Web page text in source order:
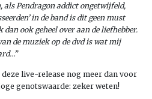
als Pendragon addict ongetwijfeld,
in de band is dit geen must
ook geheel over aan de liefhebber.
de muziek op de dvd is wat mij
live-release nog meer dan voor
genotswaarde: zeker weten!